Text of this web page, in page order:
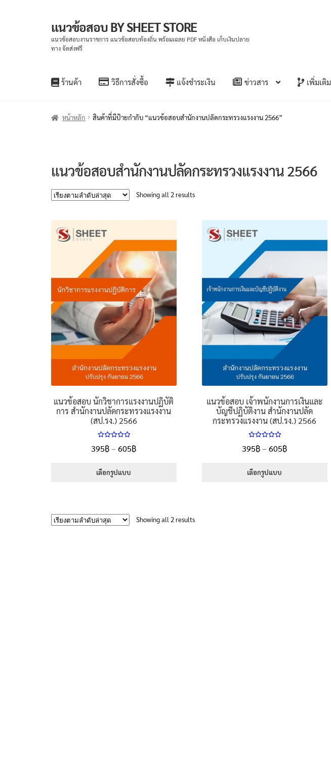
Skip
to
navigation
Skip
to
content
แนวข้อสอบ BY SHEET STORE
แนวข้อสอบงานราชการ แนวข้อสอบท้องถิ่น พร้อมเฉลย PDF หนังสือ เก็บเงินปลาย
ทาง จัดส่งฟรี
ร้านค้า วิธีการสั่งซื้อ แจ้งชำระเงิน ข่าวสาร เพิ่มเติม
หน้าหลัก สินค้าที่มีป้ายกำกับ “แนวข้อสอบสำนักงานปลัดกระทรวงแรงงาน 2566”
แนวข้อสอบสำนักงานปลัดกระทรวงแรงงาน 2566
Showing all 2 resultsSorted
แนวข้อสอบ นักวิชาการแรงงานปฏิบัติ
การ สำนักงานปลัดกระทรวงแรงงาน
(สป.รง.) 2566
5.00
ตั้งแต่
395฿ – 605฿Price
เลือกรูปแบบ
multiple
แนวข้อสอบ เจ้าพนักงานการเงินและ
บัญชีปฏิบัติงาน สำนักงานปลัด
กระทรวงแรงงาน (สป.รง.) 2566
5.00
ตั้งแต่
395฿ – 605฿Price
เลือกรูปแบบ
Showing all 2 resultsSorted